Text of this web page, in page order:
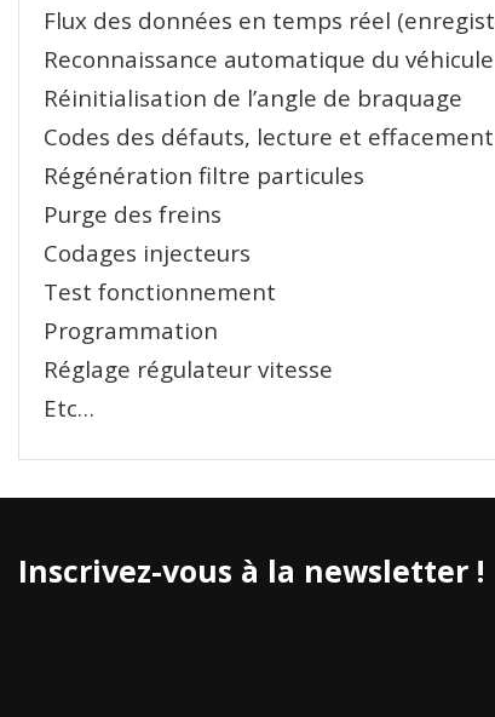
Flux des données en temps réel
Reconnaissance automatique du véhicule
Réinitialisation de l’angle de braquage
Codes des défauts, lecture et effacement
Régénération filtre particules
Purge des freins
Codages injecteurs
Test fonctionnement
Programmation
Réglage régulateur vitesse
Etc…
Inscrivez-vous à la newsletter !